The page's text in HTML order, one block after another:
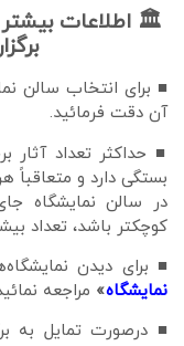
🏛 اطلاعات
■ برای انتخاب سالن
آن دقت فرمائید.
■ حداکثر تعداد آثار
بستگی دارد و متعاقباً
در سالن نمایشگاه
کوچکتر باشد، تعداد
■ برای دیدن
نمایشگاه» مراجعه
■ درصورت تمایل به